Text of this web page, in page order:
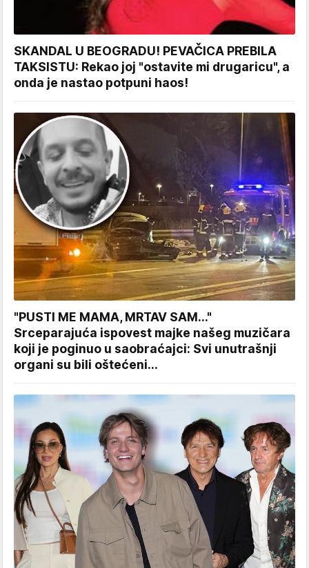
SKANDAL U BEOGRADU! PEVAČICA PREBILA
TAKSISTU: Rekao joj "ostavite mi drugaricu", a
onda je nastao potpuni haos!
"PUSTI ME MAMA, MRTAV SAM..."
Srceparajuća ispovest majke našeg muzičara
koji je poginuo u saobraćajci: Svi unutrašnji
organi su bili oštećeni...